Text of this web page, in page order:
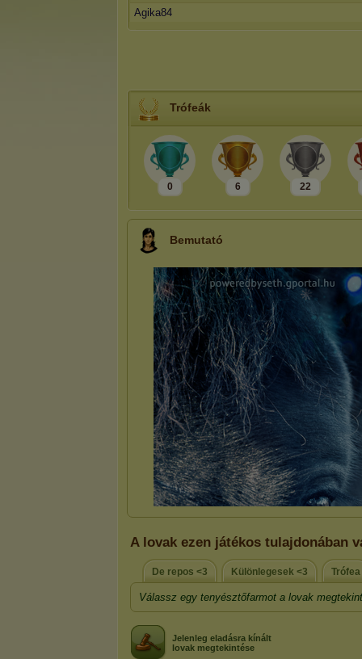
Agika84
Trófeák
0 6 22
Bemutató
A lovak ezen játékos tulajdonában
De repos <3 Különlegesek <3 Trófea
Válassz egy tenyésztőfarmot a lovak
Jelenleg eladásra kínált
lovak megtekintése